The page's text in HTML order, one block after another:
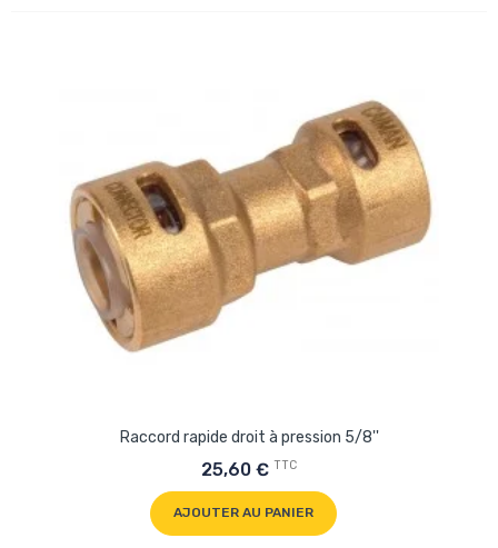
Raccord rapide droit à pression 5/8''
25,60 € TTC
AJOUTER AU PANIER